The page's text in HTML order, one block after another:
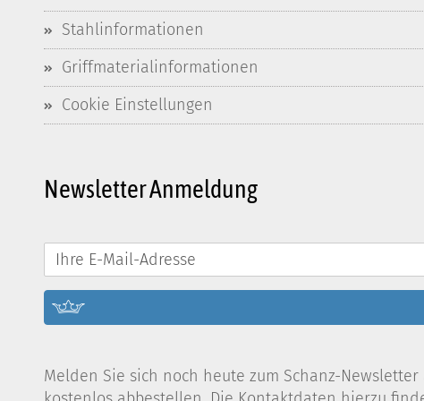
Stahlinformationen
Griffmaterialinformationen
Cookie Einstellungen
Newsletter Anmeldung
Melden Sie sich noch heute zum Schanz-